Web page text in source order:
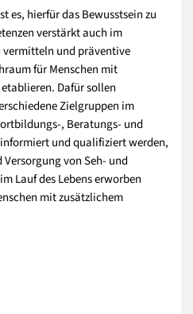
es, hierfür das Bewusstsein zu
verstärkt auch im
und präventive
für Menschen mit
Dafür sollen
Zielgruppen im
, Beratungs- und
und qualifiziert werden,
von Seh- und
Lauf des Lebens erworben
mit zusätzlichem